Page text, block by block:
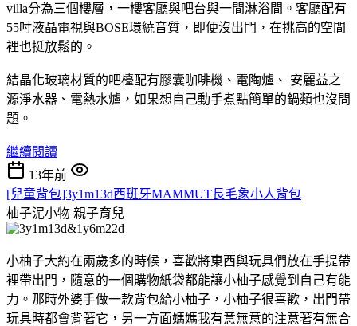
villa分為三個樓層，一樓客廳與吧台與一間淋浴間。客廳配有
55吋液晶電視與BOSE環繞音質，即便沒出門，在挑高的空間
裡也挺放鬆的。
結晶化玻璃材質的吧檯配有膠囊咖啡機、電陶爐、 安麗益之
源淨水器、電熱水爐，如果想自己動手煮點簡單的鍋類也沒問
題。
繼續閱讀
13年前
[兒童背包]3y1m13d西班牙MAMMUT長毛象小人背包
柚子泥小物 親子育兒
小柚子大約在兩歲多的時候，喜歡將東西與玩具們放在手提帶
裡帶出門，隨意的一個購物紙袋都能讓小柚子感覺到自己有能
力。那時外婆手做一款背包給小柚子，小柚子很喜歡，出門帶
玩具時都會背著它，另一方面媽媽我有意無意的注意著有無合